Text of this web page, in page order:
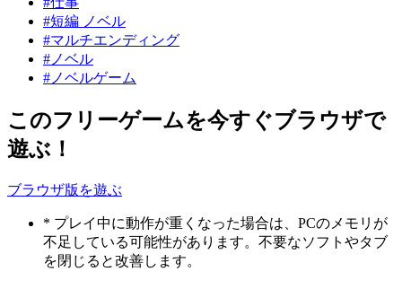
#短編 ノベル
#マルチエンディング
#ノベル
#ノベルゲーム
このフリーゲームを今すぐブラウザで
遊ぶ！
ブラウザ版を遊ぶ
* プレイ中に動作が重くなった場合は、PCのメモリが
不足している可能性があります。不要なソフトやタブ
を閉じると改善します。